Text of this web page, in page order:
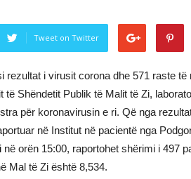
Tweet on Twitter
rezultat i virusit corona dhe 571 raste
të Shëndetit Publik të Malit të Zi,
për koronavirusin e ri. Që nga
në Institut në pacientë nga
në orën 15:00, raportohet shërimi i 497
Mal të Zi është 8,534.